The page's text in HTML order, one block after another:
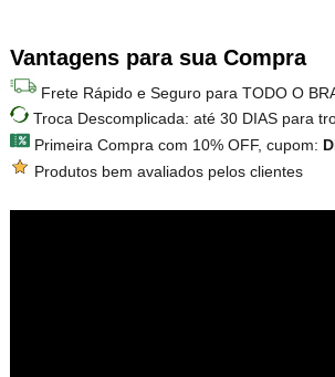
Vantagens para sua Compra
Frete Rápido e Seguro para TODO O
Troca Descomplicada: até 30 DIAS para
Primeira Compra com 10% OFF, cupom:
Produtos bem avaliados pelos clientes